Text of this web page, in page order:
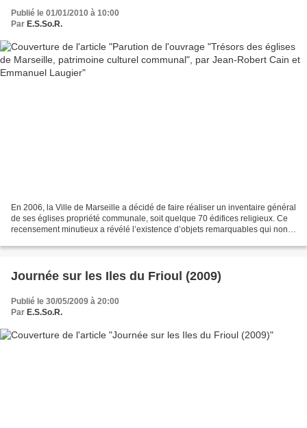
Publié le 01/01/2010 à 10:00
Par E.S.So.R.
En 2006, la Ville de Marseille a décidé de faire réaliser un inventaire général
de ses églises propriété communale, soit quelque 70 édifices religieux. Ce
recensement minutieux a révélé l’existence d’objets remarquables qui non
Journée sur les Iles du Frioul (2009)
Publié le 30/05/2009 à 20:00
Par E.S.So.R.